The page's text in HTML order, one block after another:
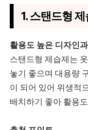
1. 스탠드형
활용도 높은 디자인
스탠드형 제습제는
놓기 좋으며 대용량
이 되어 있어 위생적
배치하기 좋아 활용